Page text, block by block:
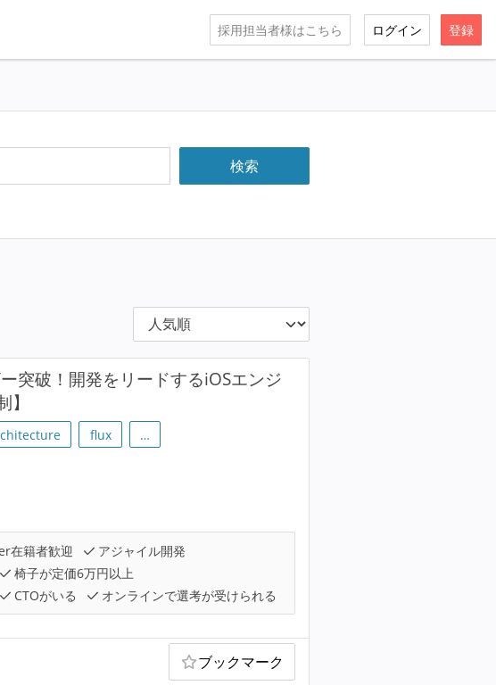
採用担当者様はこちら ログイン 登録
突破！開発をリードするiOSエンジ
flux …
在籍者歓迎
アジャイル開発
椅子が定価6万円以上
CTOがいる オンラインで選考が受けられる
ブックマーク